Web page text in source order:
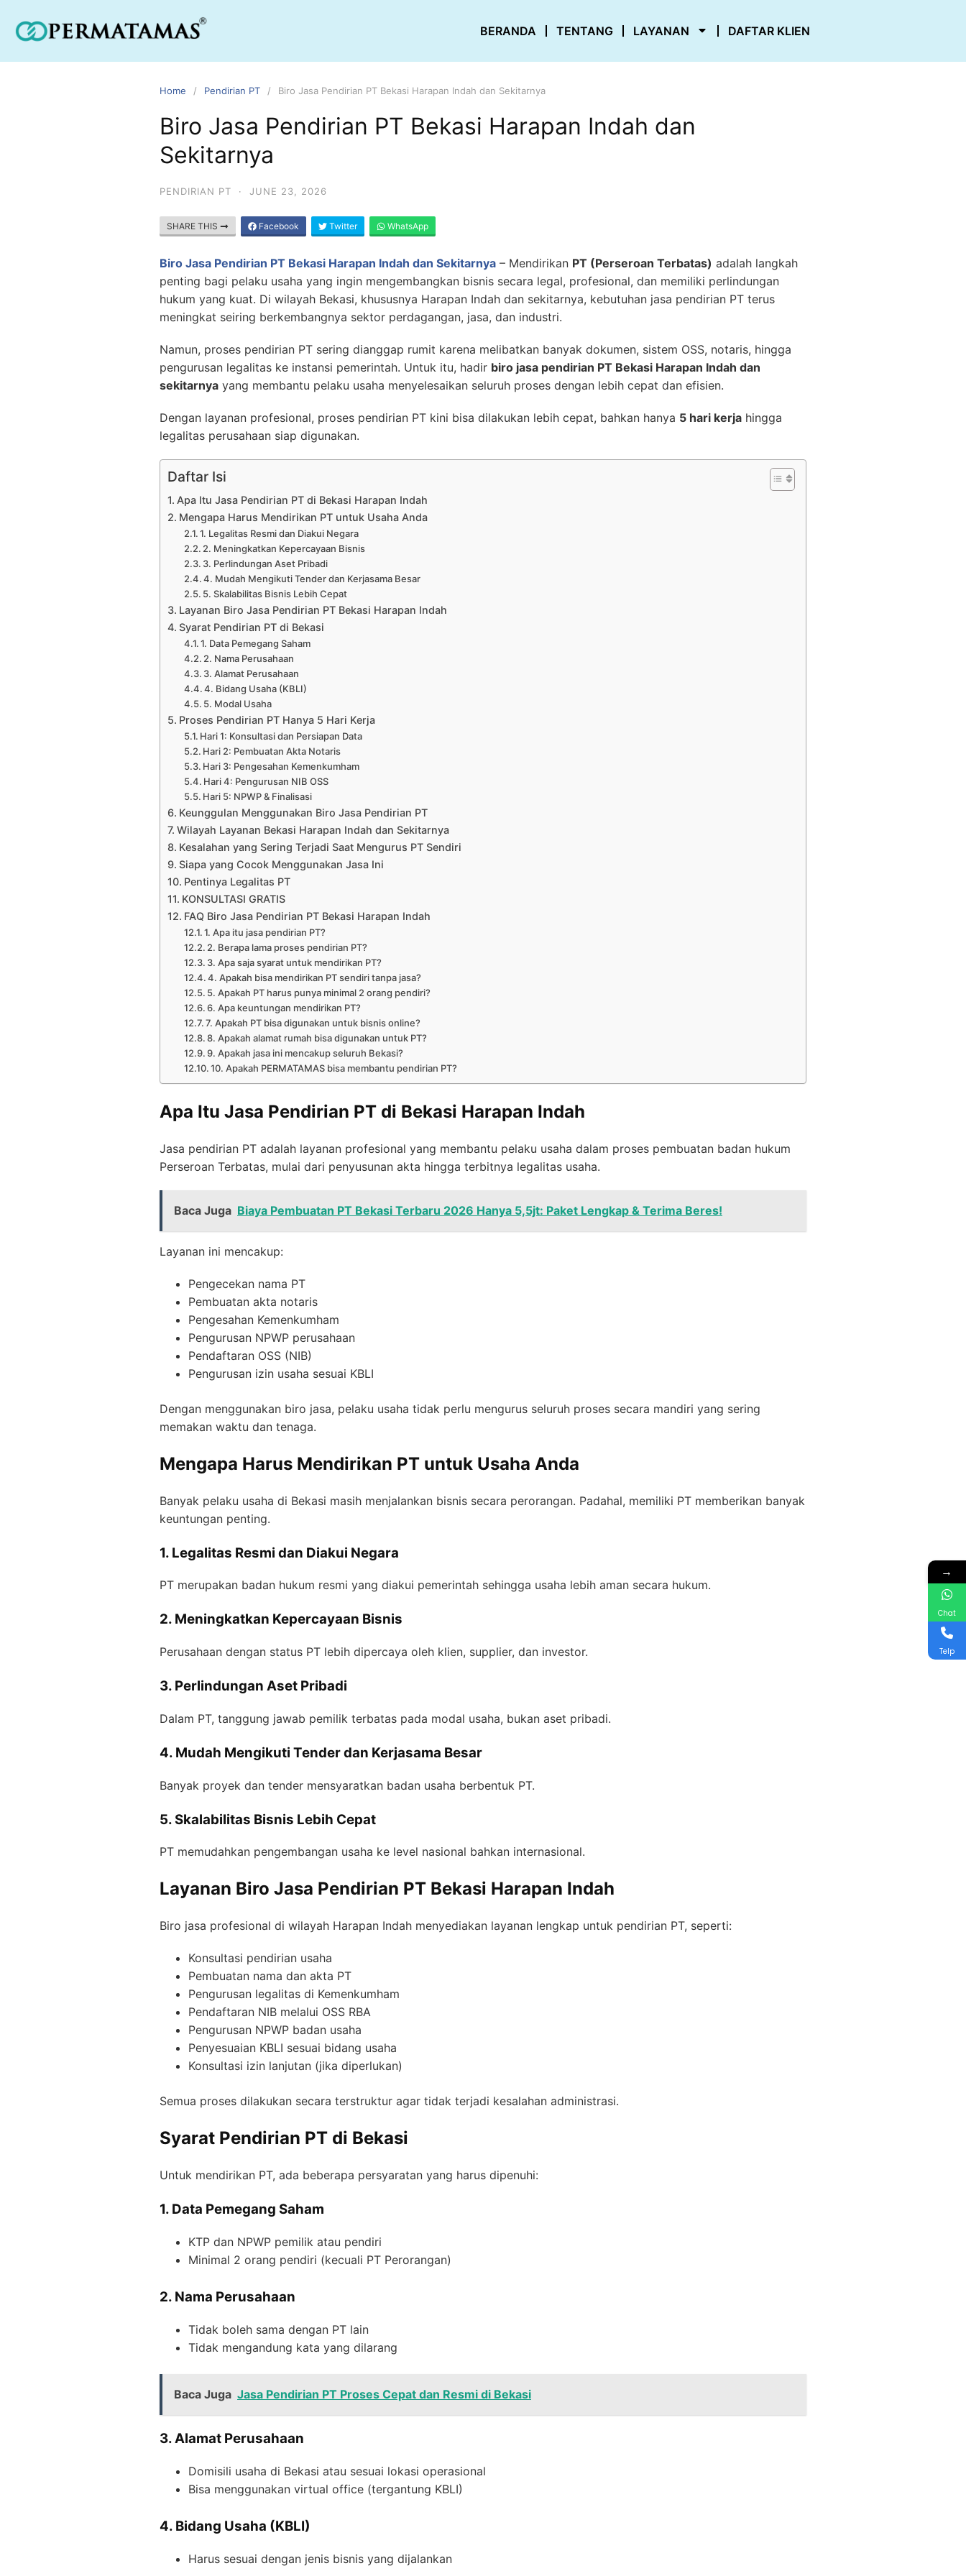
BERANDA TENTANG LAYANAN DAFTAR KLIEN
Home Pendirian PT Biro Jasa Pendirian PT Bekasi Harapan Indah dan Sekitarnya
Biro Jasa Pendirian PT Bekasi Harapan Indah dan
Sekitarnya
PENDIRIAN PT · JUNE 23, 2026
SHARE THIS Facebook Twitter WhatsApp
Biro Jasa Pendirian PT Bekasi Harapan Indah dan Sekitarnya – Mendirikan PT (Perseroan Terbatas) adalah langkah
penting bagi pelaku usaha yang ingin mengembangkan bisnis secara legal, profesional, dan memiliki perlindungan
hukum yang kuat. Di wilayah Bekasi, khususnya Harapan Indah dan sekitarnya, kebutuhan jasa pendirian PT terus
meningkat seiring berkembangnya sektor perdagangan, jasa, dan industri.
Namun, proses pendirian PT sering dianggap rumit karena melibatkan banyak dokumen, sistem OSS, notaris, hingga
pengurusan legalitas ke instansi pemerintah. Untuk itu, hadir biro jasa pendirian PT Bekasi Harapan Indah dan
sekitarnya yang membantu pelaku usaha menyelesaikan seluruh proses dengan lebih cepat dan efisien.
Dengan layanan profesional, proses pendirian PT kini bisa dilakukan lebih cepat, bahkan hanya 5 hari kerja hingga
legalitas perusahaan siap digunakan.
Daftar Isi
Apa Itu Jasa Pendirian PT di Bekasi Harapan Indah
Mengapa Harus Mendirikan PT untuk Usaha Anda
1. Legalitas Resmi dan Diakui Negara
2. Meningkatkan Kepercayaan Bisnis
3. Perlindungan Aset Pribadi
4. Mudah Mengikuti Tender dan Kerjasama Besar
5. Skalabilitas Bisnis Lebih Cepat
Layanan Biro Jasa Pendirian PT Bekasi Harapan Indah
Syarat Pendirian PT di Bekasi
1. Data Pemegang Saham
2. Nama Perusahaan
3. Alamat Perusahaan
4. Bidang Usaha (KBLI)
5. Modal Usaha
Proses Pendirian PT Hanya 5 Hari Kerja
Hari 1: Konsultasi dan Persiapan Data
Hari 2: Pembuatan Akta Notaris
Hari 3: Pengesahan Kemenkumham
Hari 4: Pengurusan NIB OSS
Hari 5: NPWP & Finalisasi
Keunggulan Menggunakan Biro Jasa Pendirian PT
Wilayah Layanan Bekasi Harapan Indah dan Sekitarnya
Kesalahan yang Sering Terjadi Saat Mengurus PT Sendiri
Siapa yang Cocok Menggunakan Jasa Ini
Pentinya Legalitas PT
KONSULTASI GRATIS
FAQ Biro Jasa Pendirian PT Bekasi Harapan Indah
1. Apa itu jasa pendirian PT?
2. Berapa lama proses pendirian PT?
3. Apa saja syarat untuk mendirikan PT?
4. Apakah bisa mendirikan PT sendiri tanpa jasa?
5. Apakah PT harus punya minimal 2 orang pendiri?
6. Apa keuntungan mendirikan PT?
7. Apakah PT bisa digunakan untuk bisnis online?
8. Apakah alamat rumah bisa digunakan untuk PT?
9. Apakah jasa ini mencakup seluruh Bekasi?
10. Apakah PERMATAMAS bisa membantu pendirian PT?
Apa Itu Jasa Pendirian PT di Bekasi Harapan Indah
Jasa pendirian PT adalah layanan profesional yang membantu pelaku usaha dalam proses pembuatan badan hukum
Perseroan Terbatas, mulai dari penyusunan akta hingga terbitnya legalitas usaha.
Baca Juga Biaya Pembuatan PT Bekasi Terbaru 2026 Hanya 5,5jt: Paket Lengkap & Terima Beres!
Layanan ini mencakup:
Pengecekan nama PT
Pembuatan akta notaris
Pengesahan Kemenkumham
Pengurusan NPWP perusahaan
Pendaftaran OSS (NIB)
Pengurusan izin usaha sesuai KBLI
Dengan menggunakan biro jasa, pelaku usaha tidak perlu mengurus seluruh proses secara mandiri yang sering
memakan waktu dan tenaga.
Mengapa Harus Mendirikan PT untuk Usaha Anda
Banyak pelaku usaha di Bekasi masih menjalankan bisnis secara perorangan. Padahal, memiliki PT memberikan banyak
keuntungan penting.
1. Legalitas Resmi dan Diakui Negara
PT merupakan badan hukum resmi yang diakui pemerintah sehingga usaha lebih aman secara hukum.
2. Meningkatkan Kepercayaan Bisnis
Perusahaan dengan status PT lebih dipercaya oleh klien, supplier, dan investor.
3. Perlindungan Aset Pribadi
Dalam PT, tanggung jawab pemilik terbatas pada modal usaha, bukan aset pribadi.
4. Mudah Mengikuti Tender dan Kerjasama Besar
Banyak proyek dan tender mensyaratkan badan usaha berbentuk PT.
5. Skalabilitas Bisnis Lebih Cepat
PT memudahkan pengembangan usaha ke level nasional bahkan internasional.
Layanan Biro Jasa Pendirian PT Bekasi Harapan Indah
Biro jasa profesional di wilayah Harapan Indah menyediakan layanan lengkap untuk pendirian PT, seperti:
Konsultasi pendirian usaha
Pembuatan nama dan akta PT
Pengurusan legalitas di Kemenkumham
Pendaftaran NIB melalui OSS RBA
Pengurusan NPWP badan usaha
Penyesuaian KBLI sesuai bidang usaha
Konsultasi izin lanjutan (jika diperlukan)
Semua proses dilakukan secara terstruktur agar tidak terjadi kesalahan administrasi.
Syarat Pendirian PT di Bekasi
Untuk mendirikan PT, ada beberapa persyaratan yang harus dipenuhi:
1. Data Pemegang Saham
KTP dan NPWP pemilik atau pendiri
Minimal 2 orang pendiri (kecuali PT Perorangan)
2. Nama Perusahaan
Tidak boleh sama dengan PT lain
Tidak mengandung kata yang dilarang
Baca Juga Jasa Pendirian PT Proses Cepat dan Resmi di Bekasi
3. Alamat Perusahaan
Domisili usaha di Bekasi atau sesuai lokasi operasional
Bisa menggunakan virtual office (tergantung KBLI)
4. Bidang Usaha (KBLI)
Harus sesuai dengan jenis bisnis yang dijalankan
→
Chat
Telp